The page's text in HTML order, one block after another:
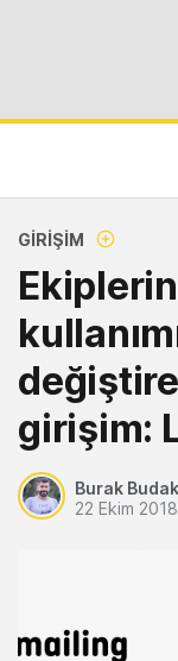
GIRIŞIM
girişim:
Burak Budak
22 Ekim 2018